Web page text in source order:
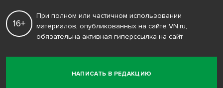
НАПИСАТЬ В РЕДАКЦИЮ
16+
При полном или частичном использовании
материалов, опубликованных на сайте VN.ru,
обязательна активная гиперссылка на сайт